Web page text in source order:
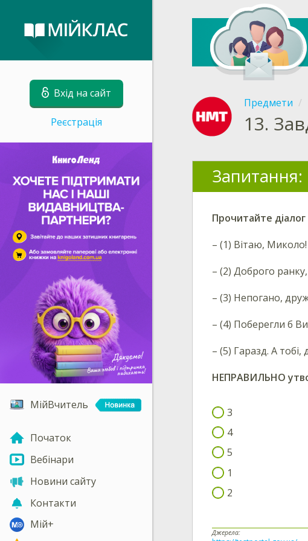
Вхід на сайт
Реєстрація
МійВчитель
Початок
Вебінари
Новини сайту
Контакти
Мій+
Предмети
13.
Запитання:
Прочитайте
– (1) Вітаю,
– (2) Доброго
– (3) Непогано,
– (4) Поберегли б
– (5) Гаразд. А
НЕПРАВИЛЬНО
3
4
5
1
2
Джерела: